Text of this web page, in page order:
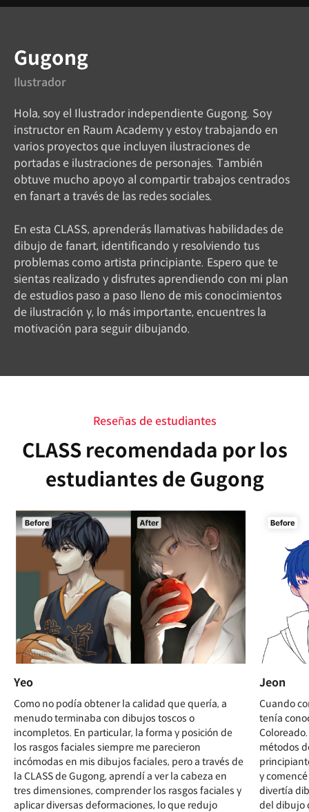
Ilustrador
Gugong
Hola, soy el Ilustrador independiente Gugong. Soy
instructor en Raum Academy y estoy trabajando en
varios proyectos que incluyen ilustraciones de
portadas e ilustraciones de personajes. También
obtuve mucho apoyo al compartir trabajos centrados
en fanart a través de las redes sociales.
En esta CLASS, aprenderás llamativas habilidades de
dibujo de fanart, identificando y resolviendo tus
problemas como artista principiante. Espero que te
sientas realizado y disfrutes aprendiendo con mi plan
de estudios paso a paso lleno de mis conocimientos
de ilustración y, lo más importante, encuentres la
motivación para seguir dibujando.
Reseñas de estudiantes
CLASS recomendada por los
estudiantes de Gugong
Yeo
Como no podía obtener la calidad que quería, a
menudo terminaba con dibujos toscos o
incompletos. En particular, la forma y posición de
los rasgos faciales siempre me parecieron
incómodas en mis dibujos faciales, pero a través de
la CLASS de Gugong, aprendí a ver la cabeza en
tres dimensiones, comprender los rasgos faciales y
aplicar diversas deformaciones, lo que redujo
Jeon
Cuando
tenía
métodos
y
divertía
del dibujo